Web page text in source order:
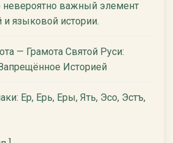
невероятно важный элемент
и языковой истории.
— Грамота Святой Руси:
Историей
Ер, Ерь, Еры, Ять, Эсо, Эстъ,